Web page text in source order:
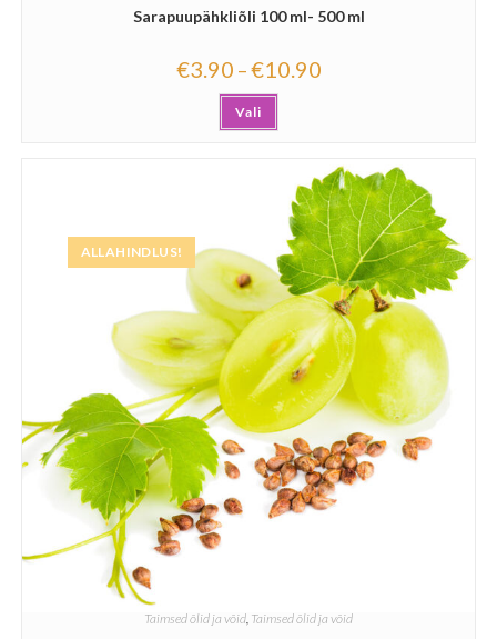
Sarapuupähkliõli 100 ml- 500 ml
€3.90 –€10.90
Vali
ALLAHINDLUS!
Taimsed õlid ja võid, Taimsed õlid ja võid